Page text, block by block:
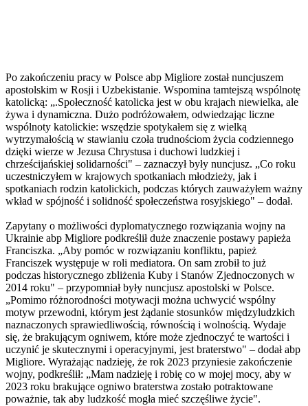
Po zakończeniu pracy w Polsce abp Migliore został nuncjuszem
apostolskim w Rosji i Uzbekistanie. Wspomina tamtejszą wspólnotę
katolicką: „.Społeczność katolicka jest w obu krajach niewielka, ale
żywa i dynamiczna. Dużo podróżowałem, odwiedzając liczne
wspólnoty katolickie: wszędzie spotykałem się z wielką
wytrzymałością w stawianiu czoła trudnościom życia codziennego
dzięki wierze w Jezusa Chrystusa i duchowi ludzkiej i
chrześcijańskiej solidarności" – zaznaczył były nuncjusz. „Co roku
uczestniczyłem w krajowych spotkaniach młodzieży, jak i
spotkaniach rodzin katolickich, podczas których zauważyłem ważny
wkład w spójność i solidność społeczeństwa rosyjskiego" – dodał.
Zapytany o możliwości dyplomatycznego rozwiązania wojny na
Ukrainie abp Migliore podkreślił duże znaczenie postawy papieża
Franciszka. „Aby pomóc w rozwiązaniu konfliktu, papież
Franciszek występuje w roli mediatora. On sam zrobił to już
podczas historycznego zbliżenia Kuby i Stanów Zjednoczonych w
2014 roku" – przypomniał były nuncjusz apostolski w Polsce.
„Pomimo różnorodności motywacji można uchwycić wspólny
motyw przewodni, którym jest żądanie stosunków międzyludzkich
naznaczonych sprawiedliwością, równością i wolnością. Wydaje
się, że brakującym ogniwem, które może zjednoczyć te wartości i
uczynić je skutecznymi i operacyjnymi, jest braterstwo" – dodał abp
Migliore. Wyrażając nadzieję, że rok 2023 przyniesie zakończenie
wojny, podkreślił: „Mam nadzieję i robię co w mojej mocy, aby w
2023 roku brakujące ogniwo braterstwa zostało potraktowane
poważnie, tak aby ludzkość mogła mieć szczęśliwe życie".